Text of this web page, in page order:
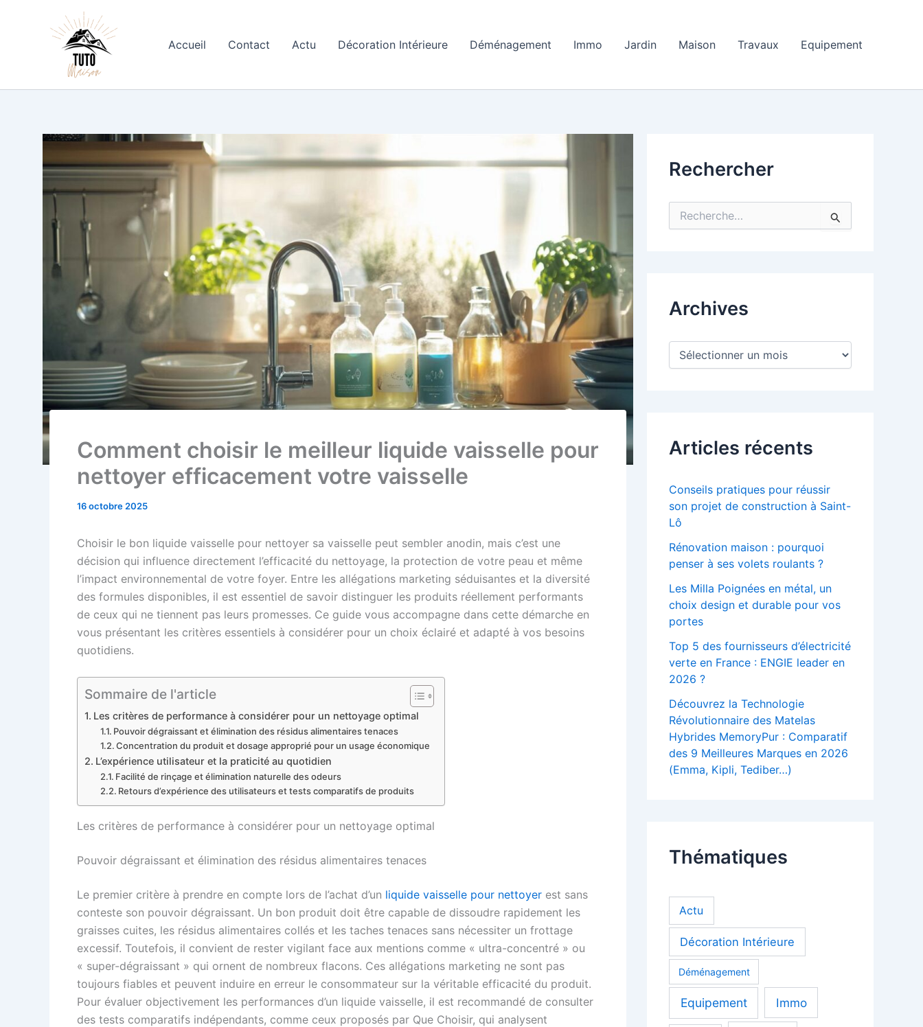
Accueil Contact Actu Décoration Intérieure Déménagement Immo Jardin Maison Travaux Equipement
Comment choisir le meilleur liquide vaisselle pour
nettoyer efficacement votre vaisselle
16 octobre 2025
Choisir le bon liquide vaisselle pour nettoyer sa vaisselle peut sembler anodin, mais c’est une
décision qui influence directement l’efficacité du nettoyage, la protection de votre peau et même
l’impact environnemental de votre foyer. Entre les allégations marketing séduisantes et la diversité
des formules disponibles, il est essentiel de savoir distinguer les produits réellement performants
de ceux qui ne tiennent pas leurs promesses. Ce guide vous accompagne dans cette démarche en
vous présentant les critères essentiels à considérer pour un choix éclairé et adapté à vos besoins
quotidiens.
Sommaire de l'article
Les critères de performance à considérer pour un nettoyage optimal
Pouvoir dégraissant et élimination des résidus alimentaires tenaces
Concentration du produit et dosage approprié pour un usage économique
L’expérience utilisateur et la praticité au quotidien
Facilité de rinçage et élimination naturelle des odeurs
Retours d’expérience des utilisateurs et tests comparatifs de produits
Les critères de performance à considérer pour un nettoyage optimal
Pouvoir dégraissant et élimination des résidus alimentaires tenaces
Le premier critère à prendre en compte lors de l’achat d’un liquide vaisselle pour nettoyer est sans
conteste son pouvoir dégraissant. Un bon produit doit être capable de dissoudre rapidement les
graisses cuites, les résidus alimentaires collés et les taches tenaces sans nécessiter un frottage
excessif. Toutefois, il convient de rester vigilant face aux mentions comme « ultra-concentré » ou
« super-dégraissant » qui ornent de nombreux flacons. Ces allégations marketing ne sont pas
toujours fiables et peuvent induire en erreur le consommateur sur la véritable efficacité du produit.
Pour évaluer objectivement les performances d’un liquide vaisselle, il est recommandé de consulter
des tests comparatifs indépendants, comme ceux proposés par Que Choisir, qui analysent
Rechercher
h
e
Archives
A
s
Articles récents
Conseils pratiques pour réussir
son projet de construction à Saint-
Lô
Rénovation maison : pourquoi
penser à ses volets roulants ?
Les Milla Poignées en métal, un
choix design et durable pour vos
portes
Top 5 des fournisseurs d’électricité
verte en France : ENGIE leader en
2026 ?
Découvrez la Technologie
Révolutionnaire des Matelas
Hybrides MemoryPur : Comparatif
des 9 Meilleures Marques en 2026
(Emma, Kipli, Tediber…)
Thématiques
Actu
Décoration Intérieure
Déménagement
Equipement Immo